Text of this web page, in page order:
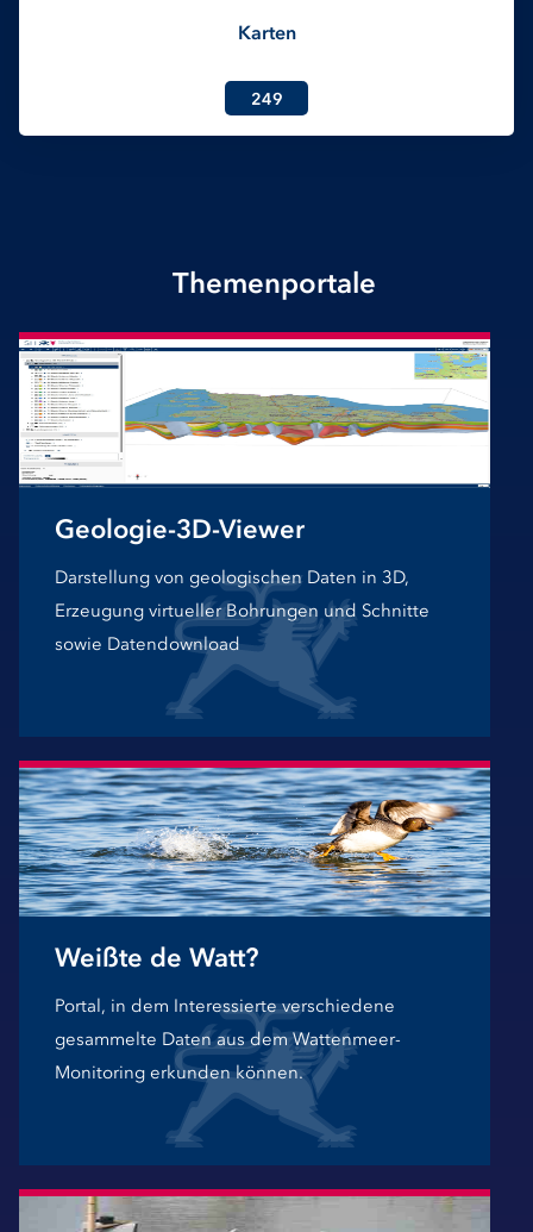
Karten
249
Themenportale
Geologie-3D-Viewer
Darstellung von geologischen Daten in 3D,
Erzeugung virtueller Bohrungen und Schnitte
sowie Datendownload
Weißte de Watt?
Portal, in dem Interessierte verschiedene
gesammelte Daten aus dem Wattenmeer-
Monitoring erkunden können.